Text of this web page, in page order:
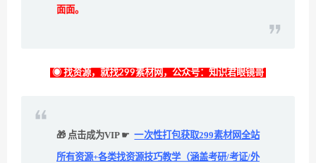
面面。
◉ 找资源，就找299素材网，公众号：知识君眼镜哥
🎁 点击成为VIP ☛ 一次性打包获取299素材网全站
所有资源+各类找资源技巧教学（涵盖考研/考证/外